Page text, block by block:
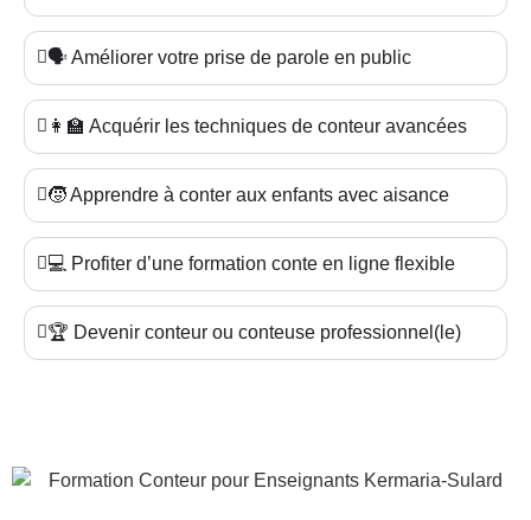
🗣️ Améliorer votre prise de parole en public
👩‍🏫 Acquérir les techniques de conteur avancées
🧒 Apprendre à conter aux enfants avec aisance
💻 Profiter d’une formation conte en ligne flexible
🏆 Devenir conteur ou conteuse professionnel(le)